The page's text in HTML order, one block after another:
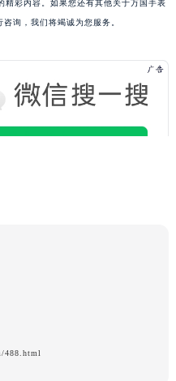
精彩内容。如果您还有其他关于万国手表
询，我们将竭诚为您服务。
488.html